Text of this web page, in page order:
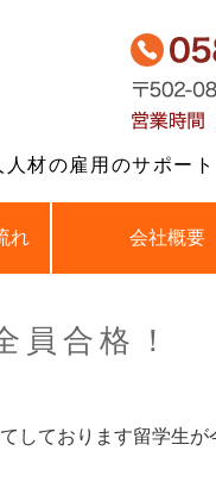
阜市で介護
材の雇用のサポート
れ 会社概要
員合格！
しております留学生